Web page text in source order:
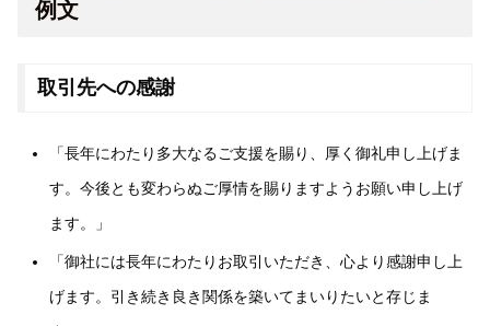
例文
取引先への感謝
「長年にわたり多大なるご支援を賜り、厚く御礼申し上げま
す。今後とも変わらぬご厚情を賜りますようお願い申し上げ
ます。」
「御社には長年にわたりお取引いただき、心より感謝申し上
げます。引き続き良き関係を築いてまいりたいと存じま